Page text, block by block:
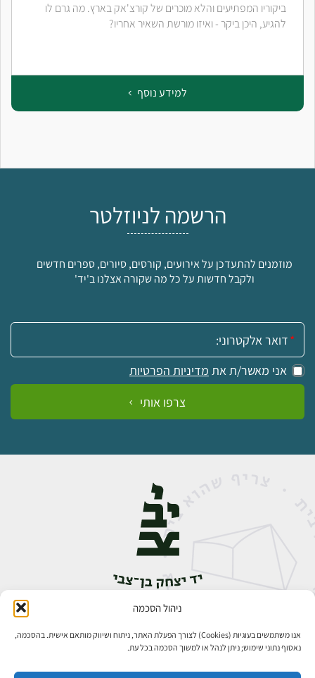
ניהול הסכמה
אנו משתמשים בעוגיות (Cookies) לצורך הפעלת האתר, ניתוח ושיווק מותאם אישית. בהסכמה,
נאסוף נתוני שימוש; ניתן לנהל או למשוך הסכמה בכל עת.
ביקוריו המפתיעים והלא מוכרים של קורצ'אק בארץ. מה גרם לו
להגיע, היכן ביקר - ואיזו מורשת השאיר אחריו?
למידע נוסף
הרשמה לניוזלטר
מוזמנים להתעדכן על אירועים, קורסים, סיורים, ספרים חדשים
ולקבל חדשות על כל מה שקורה אצלנו ב'יד'
אימייל:
אני מאשר/ת את מדיניות הפרטיות
צרפו אותי
אבן גבירול 14, רחביה, ירושלים